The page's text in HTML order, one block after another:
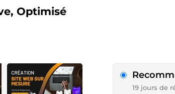
Optimisé
19 jours de